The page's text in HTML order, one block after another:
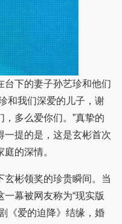
下的妻子孙艺珍和他们
和我们深爱的儿子，谢
多么爱你们。”真挚的
一提的是，这是玄彬首次
的深情。
彬领奖的珍贵瞬间。当
幕被网友称为“现实版
《爱的迫降》结缘，婚